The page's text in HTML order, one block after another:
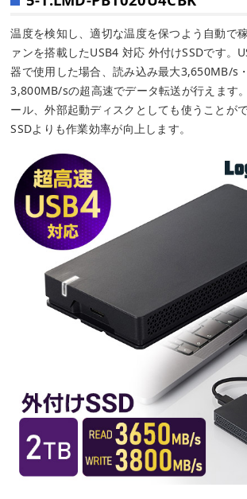
温度を検知し、適切な温度を保つよう自動で
ァンを搭載したUSB4 対応 外付けSSDです。
器で使用した場合、読み込み最大3,650MB/s
3,800MB/sの超高速でデータ転送が行えます
ール、外部起動ディスクとしても使うことが
SSDよりも作業効率が向上します。